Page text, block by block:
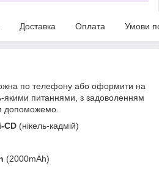
Доставка Оплата Умови
по телефону або оформити на
якими питаннями, з задоволенням
допоможемо.
CD (нікель-кадмій)
(2000mAh)